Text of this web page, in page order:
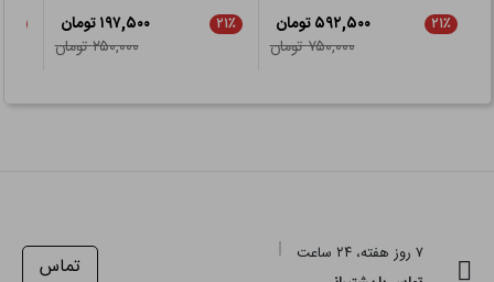
۲۱٪
۵۹۲,۵۰۰ تومان
۷۵۰,۰۰۰ تومان
۲۱٪
۱۹۷,۵۰۰ تومان
۲۵۰,۰۰۰ تومان
۷ روز هفته، ۲۴ ساعت
تماس